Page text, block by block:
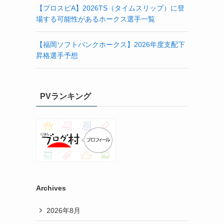
【プロスピA】2026TS（タイムスリップ）に登
場する可能性があるホークス選手一覧
【福岡ソフトバンクホークス】2026年度支配下
昇格選手予想
PVランキング
Archives
2026年8月